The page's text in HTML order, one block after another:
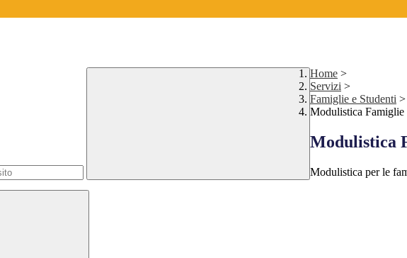
Home >
Servizi >
Famiglie e Studenti >
Modulistica Famiglie
Modulistica
Modulistica per le